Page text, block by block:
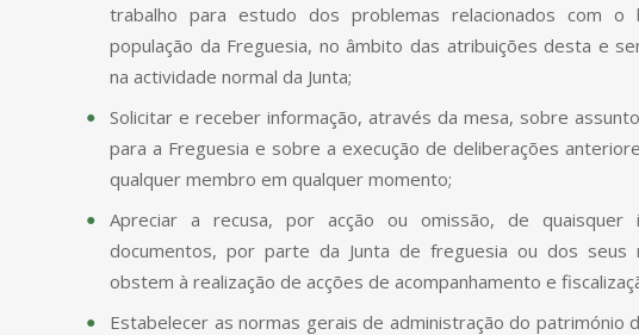
trabalho para estudo dos problemas relacionados com
população da Freguesia, no âmbito das atribuições desta e
na actividade normal da Junta;
Solicitar e receber informação, através da mesa, sobre
para a Freguesia e sobre a execução de deliberações
qualquer membro em qualquer momento;
Apreciar a recusa, por acção ou omissão, de quaisquer
documentos, por parte da Junta de freguesia ou dos seus
obstem à realização de acções de acompanhamento e
Estabelecer as normas gerais de administração do património